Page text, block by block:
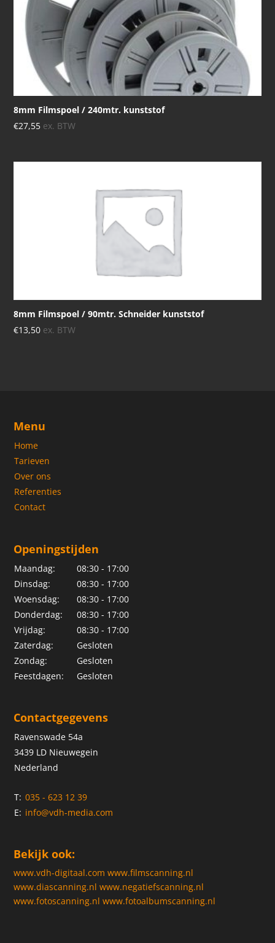
8mm Filmspoel / 240mtr. kunststof
€27,55 ex. BTW
8mm Filmspoel / 90mtr. Schneider kunststof
€13,50 ex. BTW
Menu
Home
Tarieven
Over ons
Referenties
Contact
Openingstijden
Maandag:
08:30 - 17:00
Dinsdag:
08:30 - 17:00
Woensdag:
08:30 - 17:00
Donderdag:
08:30 - 17:00
Vrijdag:
08:30 - 17:00
Zaterdag:
Gesloten
Zondag:
Gesloten
Feestdagen:
Gesloten
Contactgegevens
Ravenswade 54a
3439 LD Nieuwegein
Nederland
T: 035 - 623 12 39
E: info@vdh-media.com
Bekijk ook:
www.vdh-digitaal.com www.filmscanning.nl
www.diascanning.nl www.negatiefscanning.nl
www.fotoscanning.nl www.fotoalbumscanning.nl